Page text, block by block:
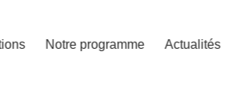
Notre programme Actualités